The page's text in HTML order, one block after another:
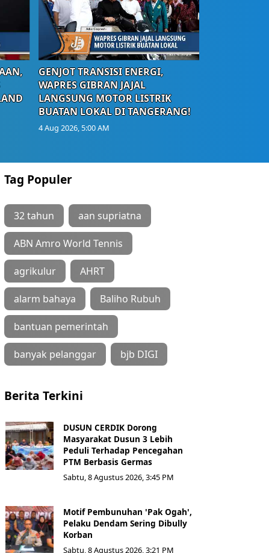
GENJOT TRANSISI ENERGI,
WAPRES GIBRAN JAJAL
LANGSUNG MOTOR LISTRIK
BUATAN LOKAL DI TANGERANG!
4 Aug 2026, 5:00 AM
Tag Populer
32 tahun aan supriatna
ABN Amro World Tennis
agrikulur AHRT
alarm bahaya Baliho Rubuh
bantuan pemerintah
banyak pelanggar bjb DIGI
Berita Terkini
DUSUN CERDIK Dorong
Masyarakat Dusun 3 Lebih
Peduli Terhadap Pencegahan
PTM Berbasis Germas
Sabtu, 8 Agustus 2026, 3:45 PM
Motif Pembunuhan 'Pak Ogah',
Pelaku Dendam Sering Dibully
Korban
Sabtu, 8 Agustus 2026, 3:21 PM